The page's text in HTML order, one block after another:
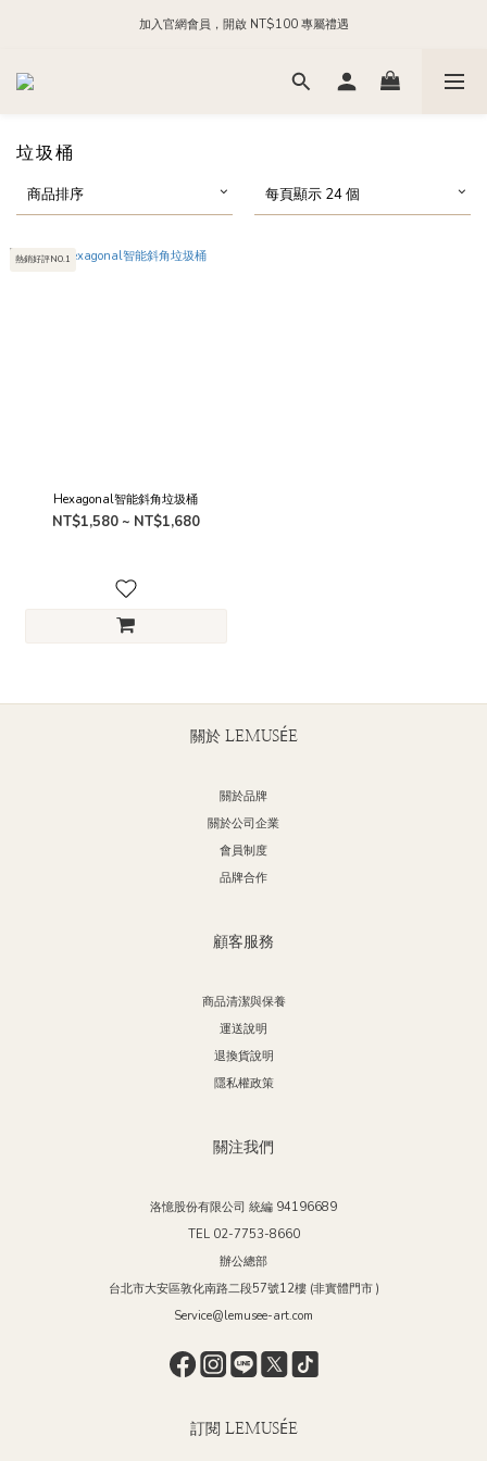
每日 24:00 前下單，現貨商品隔日出貨
加入官網會員，開啟 NT$100 專屬禮遇
加入官方 LINE，領取 NT$200 購物金
垃圾桶
商品排序 每頁顯示 24 個
熱銷好評NO.1
Hexagonal智能斜角垃圾桶
NT$1,580 ~ NT$1,680
關於 LEMUSÉE
關於品牌
關於公司企業
會員制度
品牌合作
顧客服務
商品清潔與保養
運送說明
退換貨說明
隱私權政策
關注我們
洛憶股份有限公司 統編 94196689
TEL 02-7753-8660
辦公總部
台北市大安區敦化南路二段57號12樓 (非實體門市 )
Service@lemusee-art.com
訂閱 LEMUSÉE